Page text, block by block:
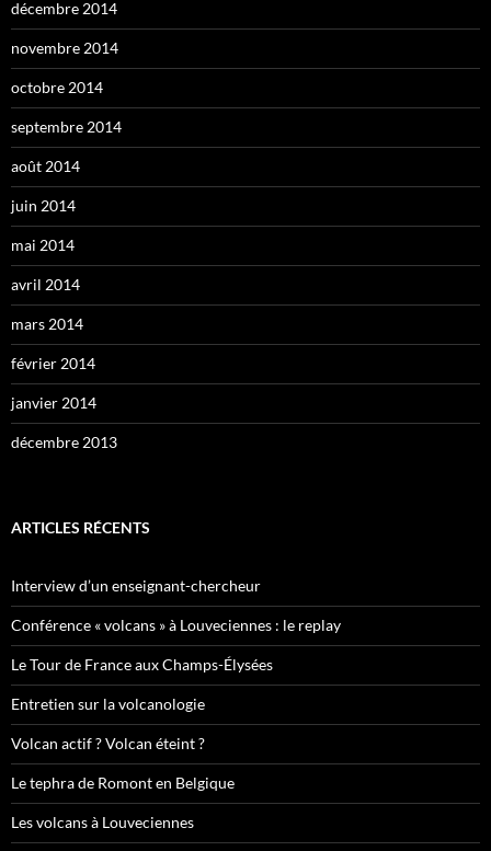
décembre 2014
novembre 2014
octobre 2014
septembre 2014
août 2014
juin 2014
mai 2014
avril 2014
mars 2014
février 2014
janvier 2014
décembre 2013
ARTICLES RÉCENTS
Interview d’un enseignant-chercheur
Conférence « volcans » à Louveciennes : le replay
Le Tour de France aux Champs-Élysées
Entretien sur la volcanologie
Volcan actif ? Volcan éteint ?
Le tephra de Romont en Belgique
Les volcans à Louveciennes